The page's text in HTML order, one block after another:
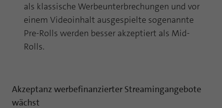
als klassische Werbeunterbrechungen und vor
einem Videoinhalt ausgespielte sogenannte
Pre-Rolls werden besser akzeptiert als Mid-
Rolls.
Akzeptanz werbefinanzierter Streamingangebote
wächst
Name PHPSESSID
Anbieter php
Laufzeit
Name atuserid
Anbieter
Zweck
Cookie von AT INTERNET zur Steuerung der